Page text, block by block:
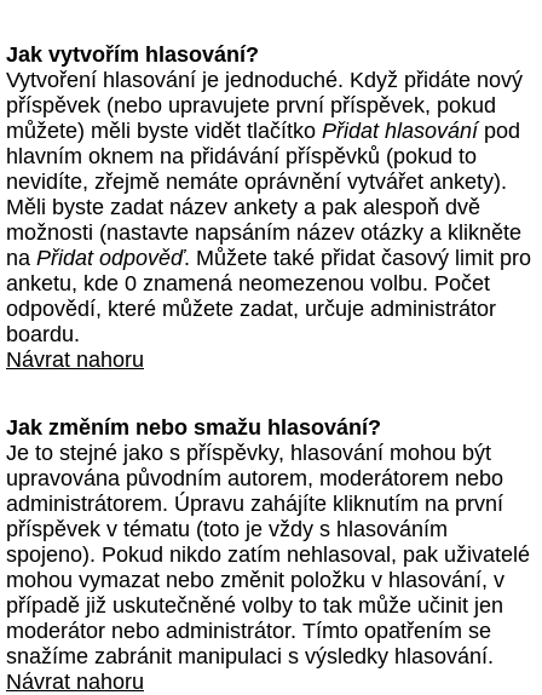
Jak vytvořím hlasování?
Vytvoření hlasování je jednoduché. Když přidáte nový
příspěvek (nebo upravujete první příspěvek, pokud
můžete) měli byste vidět tlačítko Přidat hlasovánípod
hlavním oknem na přidávání příspěvků (pokud to
nevidíte, zřejmě nemáte oprávnění vytvářet ankety).
Měli byste zadat název ankety a pak alespoň dvě
možnosti (nastavte napsáním název otázky a klikněte
na Přidat odpověď. Můžete také přidat časový limit pro
anketu, kde 0 znamená neomezenou volbu. Počet
odpovědí, které můžete zadat, určuje administrátor
boardu.
Návrat nahoru
Jak změním nebo smažu hlasování?
Je to stejné jako s příspěvky, hlasování mohou být
upravována původním autorem, moderátorem nebo
administrátorem. Úpravu zahájíte kliknutím na první
příspěvek v tématu (toto je vždy s hlasováním
spojeno). Pokud nikdo zatím nehlasoval, pak uživatelé
mohou vymazat nebo změnit položku v hlasování, v
případě již uskutečněné volby to tak může učinit jen
moderátor nebo administrátor. Tímto opatřením se
snažíme zabránit manipulaci s výsledky hlasování.
Návrat nahoru